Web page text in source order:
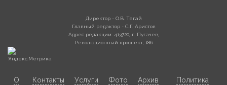
Директор - О.В. Тегай
Главный редактор - С.Г. Аристов
Адрес редакции: 413720, г. Пугачев,
Революционный проспект, 186
О
Контакты Услуги Фото Архив
Политика